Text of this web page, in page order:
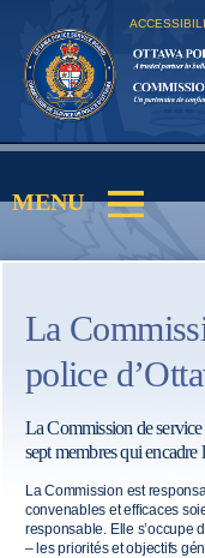
MENU
Main menu
La
police
La Commission de
sept membres qui
La Commission est
convenables et efficaces
responsable. Elle s’occupe
– les priorités et objectifs